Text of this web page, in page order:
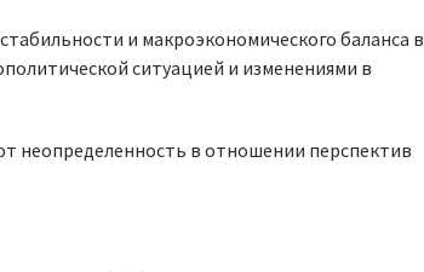
и макроэкономического баланса в
ситуацией и изменениями в
неопределенность в отношении перспектив